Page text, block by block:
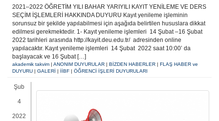
2021–2022 ÖĞRETİM YILI BAHAR YARIYILI KAYIT YENİLEME VE DERS
SEÇİM İŞLEMLERİ HAKKINDA DUYURU Kayıt yenileme işleminin
sorunsuz bir şekilde yapılabilmesi için aşağıda belirtilen hususlara dikkat
edilmesi gerekmektedir. 1- Kayıt yenileme işlemleri 14 Şubat –16 Şubat
2022 tarihleri arasında http://kayit.deu.edu.tr/ adresinden online
yapılacaktır. Kayıt yenileme işlemleri 14 Şubat 2022 saat 10:00’ da
başlayacak ve 16 Şubat […]
akademik takvim | ANONIM DUYURULAR | BİZDEN HABERLER | FLAŞ HABER ve
DUYURU | GALERİ | İİBF | ÖĞRENCİ İŞLERİ DUYURULARI
Şub
4
2022